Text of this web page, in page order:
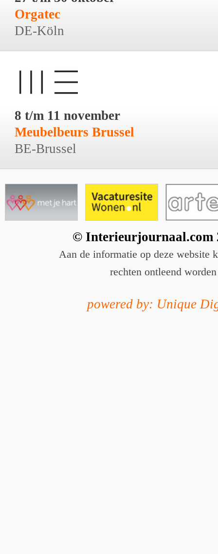
Orgatec
DE-Köln
8 t/m 11 november
Meubelbeurs Brussel
BE-Brussel
© Interieurjournaal.com
Aan de informatie op deze website
rechten ontleend worden
powered by: Unique